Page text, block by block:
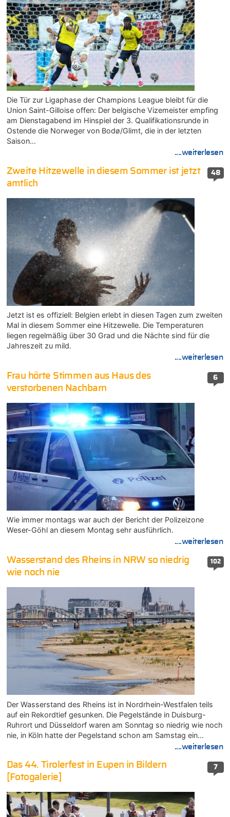
Die Tür zur Ligaphase der Champions League bleibt für die
Union Saint-Gilloise offen: Der belgische Vizemeister empfing
am Dienstagabend im Hinspiel der 3. Qualifikationsrunde in
Ostende die Norweger von Bodø/Glimt, die in der letzten
Saison…
....weiterlesen
48
Zweite Hitzewelle in diesem Sommer ist jetzt
amtlich
Jetzt ist es offiziell: Belgien erlebt in diesen Tagen zum zweiten
Mal in diesem Sommer eine Hitzewelle. Die Temperaturen
liegen regelmäßig über 30 Grad und die Nächte sind für die
Jahreszeit zu mild.
....weiterlesen
6
Frau hörte Stimmen aus Haus des
verstorbenen Nachbarn
Wie immer montags war auch der Bericht der Polizeizone
Weser-Göhl an diesem Montag sehr ausführlich.
....weiterlesen
102
Wasserstand des Rheins in NRW so niedrig
wie noch nie
Der Wasserstand des Rheins ist in Nordrhein-Westfalen teils
auf ein Rekordtief gesunken. Die Pegelstände in Duisburg-
Ruhrort und Düsseldorf waren am Sonntag so niedrig wie noch
nie, in Köln hatte der Pegelstand schon am Samstag ein…
....weiterlesen
7
Das 44. Tirolerfest in Eupen in Bildern
[Fotogalerie]